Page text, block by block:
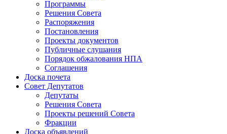
Программы
Решения Совета
Распоряжения
Постановления
Проекты документов
Публичные слушания
Порядок обжалования НПА
Соглашения
Доска почета
Совет Депутатов
Депутаты
Решения Совета
Проекты решений Совета
Фракции
Доска объявлений